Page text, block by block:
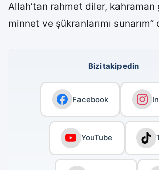
Allah’tan rahmet diler,
minnet ve şükranlarımı
Bizi takip edin
Facebook
YouTube